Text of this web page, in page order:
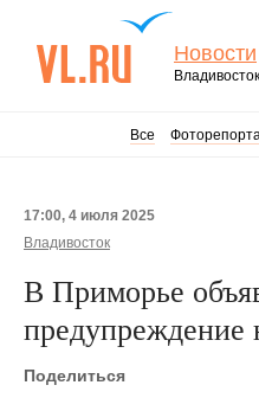
Новости
Владивосток
Все
17:00, 4 июля 2025
Владивосток
В Приморье
предупреждение
Поделиться